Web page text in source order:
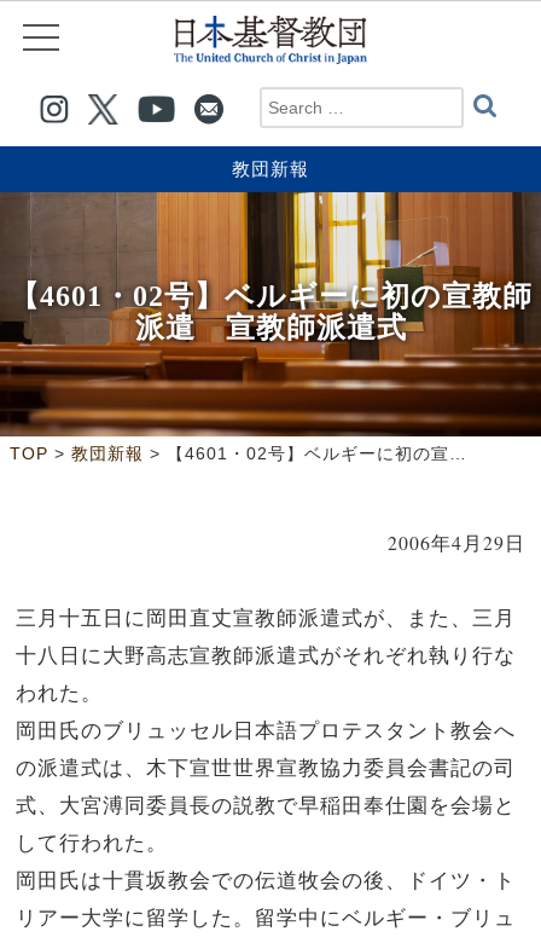
教団新報
【4601・02号】ベルギーに初の宣教師
派遣 宣教師派遣式
TOP > 教団新報 > 【4601・02号】ベルギーに初の宣教師派遣 宣教師派遣式
2006年4月29日
三月十五日に岡田直丈宣教師派遣式が、また、三月
十八日に大野高志宣教師派遣式がそれぞれ執り行な
われた。
岡田氏のブリュッセル日本語プロテスタント教会へ
の派遣式は、木下宣世世界宣教協力委員会書記の司
式、大宮溥同委員長の説教で早稲田奉仕園を会場と
して行われた。
岡田氏は十貫坂教会での伝道牧会の後、ドイツ・ト
リアー大学に留学した。留学中にベルギー・ブリュ